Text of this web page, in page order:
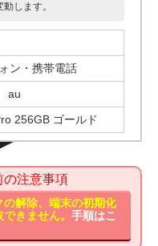
します。
ン・携帯電話
au
256GB ゴールド
の注意事項
解除、端末の初期化
できません。手順はこ